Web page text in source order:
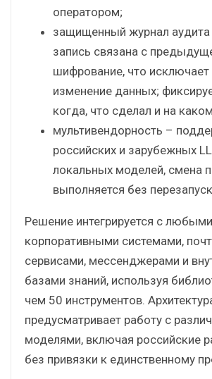
оператором;
защищенный журнал
запись связана с
шифрование, что
изменение данных;
когда, что сделал и на
мультивендорность –
российских и зарубежных
локальных моделей, смена
выполняется без
Решение интегрируется с любыми
корпоративными системами,
сервисами, мессенджерами и
базами знаний, используя
чем 50 инструментов.
предусматривает работу с
моделями, включая российские
без привязки к единственному